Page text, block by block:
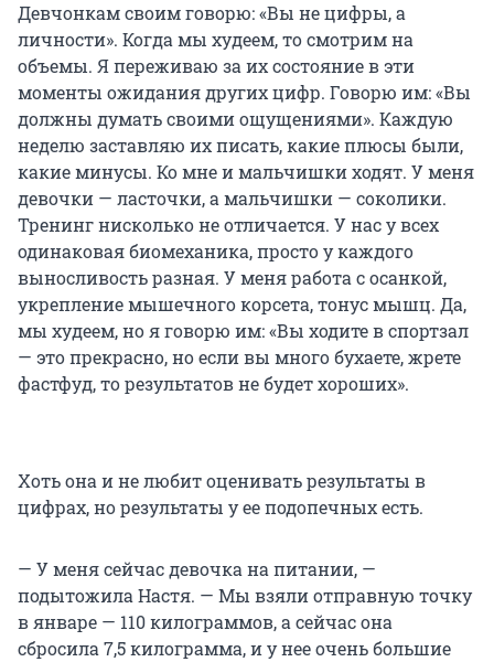
Девчонкам своим говорю: «Вы не цифры, а
личности». Когда мы худеем, то смотрим на
объемы. Я переживаю за их состояние в эти
моменты ожидания других цифр. Говорю им: «Вы
должны думать своими ощущениями». Каждую
неделю заставляю их писать, какие плюсы были,
какие минусы. Ко мне и мальчишки ходят. У меня
девочки — ласточки, а мальчишки — соколики.
Тренинг нисколько не отличается. У нас у всех
одинаковая биомеханика, просто у каждого
выносливость разная. У меня работа с осанкой,
укрепление мышечного корсета, тонус мышц. Да,
мы худеем, но я говорю им: «Вы ходите в спортзал
— это прекрасно, но если вы много бухаете, жрете
фастфуд, то результатов не будет хороших».
Хоть она и не любит оценивать результаты в
цифрах, но результаты у ее подопечных есть.
— У меня сейчас девочка на питании, —
подытожила Настя. — Мы взяли отправную точку
в январе — 110 килограммов, а сейчас она
сбросила 7,5 килограмма, и у нее очень большие